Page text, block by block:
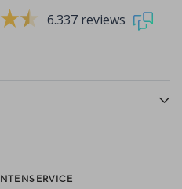
6.337 reviews